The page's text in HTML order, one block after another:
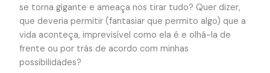
se torna gigante e ameaça nos tirar tudo? Quer dizer,
que deveria permitir (fantasiar que permito algo) que a
vida aconteça, imprevisível como ela é e olhá-la de
frente ou por trás de acordo com minhas
possibilidades?